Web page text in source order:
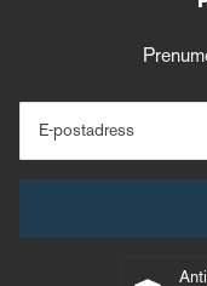
E-postadress